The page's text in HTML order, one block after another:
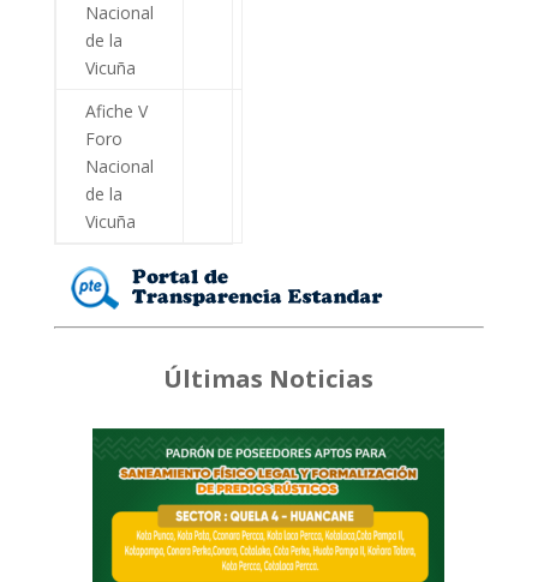
Nacional
de la
Vicuña
Afiche V
Foro
Nacional
de la
Vicuña
Últimas Noticias